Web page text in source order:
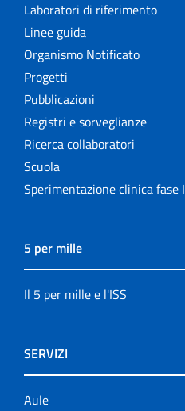
Laboratori di riferimento
Linee guida
Organismo Notificato
Progetti
Pubblicazioni
Registri e sorveglianze
Ricerca collaboratori
Scuola
Sperimentazione clinica fase I
5 per mille
Il 5 per mille e l'ISS
SERVIZI
Aule